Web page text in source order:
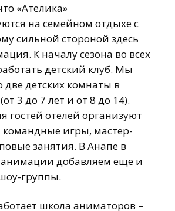
«Ателика»
на семейном отдыхе с
сильной стороной здесь
К началу сезона во всех
детский клуб. Мы
детских комнаты в
3 до 7 лет и от 8 до 14).
гостей отелей организуют
игры, мастер-
занятия. В Анапе в
добавляем еще и
группы.
школа аниматоров –